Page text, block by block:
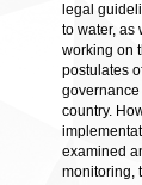
legal
to water, as
working on
postulates
governance
country.
examined
monitoring,